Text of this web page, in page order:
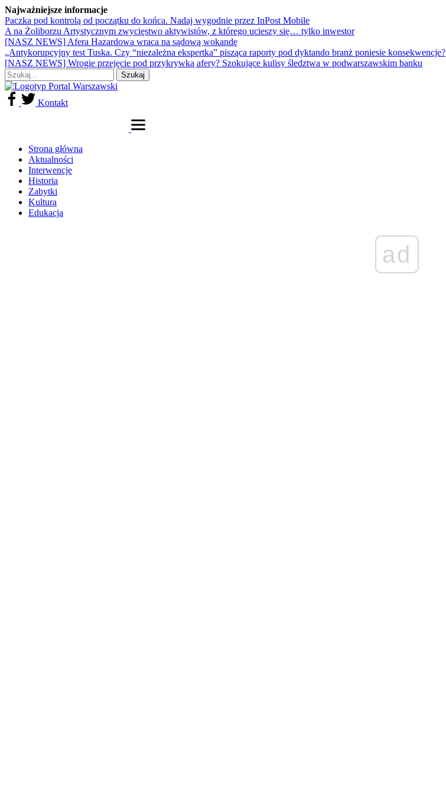
Najważniejsze informacje
Paczka pod kontrolą od początku do końca. Nadaj wygodnie przez InPost Mobile
A na Żoliborzu Artystycznym zwycięstwo aktywistów, z którego ucieszy się… tylko inwestor
[NASZ NEWS] Afera Hazardowa wraca na sądową wokandę
„Antykorupcyjny test Tuska. Czy “niezależna ekspertka” pisząca raporty pod dyktando branż poniesie konsekwencje?
[NASZ NEWS] Wrogie przejęcie pod przykrywką afery? Szokujące kulisy śledztwa w podwarszawskim banku
Kontakt
Strona główna
Aktualności
Interwencje
Historia
Zabytki
Kultura
Edukacja
ad